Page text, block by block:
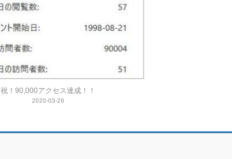
祝！90,000アクセス達成！！
2020-03-26